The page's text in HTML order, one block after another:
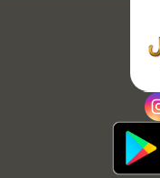
instagram